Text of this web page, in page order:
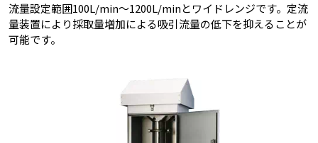
流量設定範囲100L/min～1200L/minとワイドレンジです。定流
量装置により採取量増加による吸引流量の低下を抑えることが
可能です。